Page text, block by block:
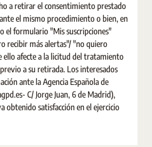
a retirar el consentimiento prestado
el mismo procedimiento o bien, en
el formulario "Mis suscripciones"
recibir más alertas"/ "no quiero
ello afecte a la licitud del tratamiento
a su retirada. Los interesados
ante la Agencia Española de
C/ Jorge Juan, 6 de Madrid),
obtenido satisfacción en el ejercicio